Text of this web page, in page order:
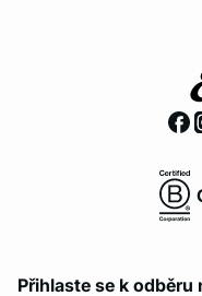
Přihlaste se k